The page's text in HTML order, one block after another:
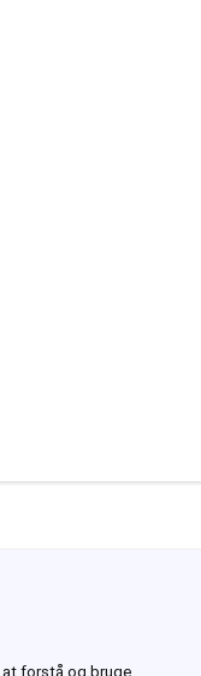
forstå og bruge